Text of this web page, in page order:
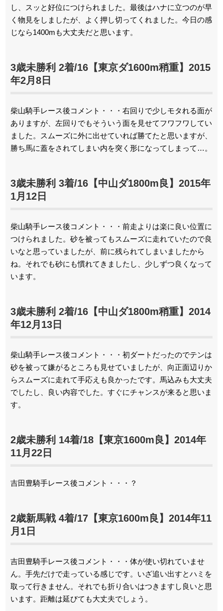
し、スッと好位につけられました。最後はハナに立つのが早
く物見をしましたが、よく押し切ってくれました。今日の感
じなら1400mも大丈夫だと思います。
3歳未勝利 2着/16【東京ダ1600m稍重】2015
年2月8日
柴山騎手レース後コメント・・・右回りで少しモタれる面が
ありますが、左回りでもそういう面を見せてフワフワしてい
ました。スムーズに外に出せていれば勝てたと思いますが、
勝ち馬に蓋をされてしまい内を突く形になってしまって…。
3歳未勝利 3着/16【中山ダ1800m良】2015年
1月12日
柴山騎手レース後コメント・・・前走よりは楽に良い位置に
つけられました。砂を被ってもスムーズに走れていたので良
いなと思っていましたが、前に残られてしまいましたから
ね。それでも砂にも慣れてきましたし、少しずつ良くなって
います。
3歳未勝利 2着/16【中山ダ1800m稍重】2014
年12月13日
柴山騎手レース後コメント・・・初ダートだったのでテンは
砂を被って嫌がるところも見せていましたが、向正面辺りか
らスムーズに走れて手応えも良かったです。馬込みも大丈夫
でしたし、良い内容でした。すぐにチャンスが来ると思いま
す。
2歳未勝利 14着/18【東京1600m良】2014年
11月22日
吉田豊騎手レース後コメント・・・？
2歳新馬戦 4着/17【東京1600m良】2014年11
月1日
吉田豊騎手レース後コメント・・・体が使い切れていませ
ん。手先だけで走っている感じです。いざ追い出すとハミを
取って行きません。それでも折り合いはつきますし良いと思
います。距離は延びても大丈夫でしょう。